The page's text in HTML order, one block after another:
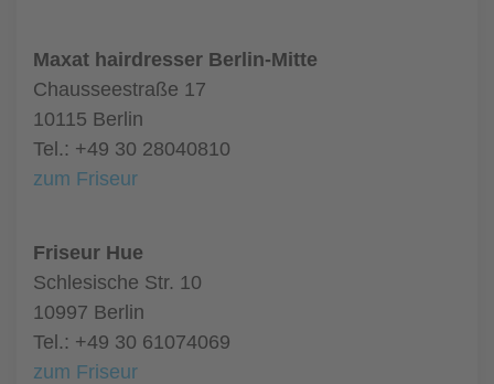
Maxat hairdresser Berlin-Mitte
Chausseestraße 17
10115 Berlin
Tel.: +49 30 28040810
zum Friseur
Friseur Hue
Schlesische Str. 10
10997 Berlin
Tel.: +49 30 61074069
zum Friseur